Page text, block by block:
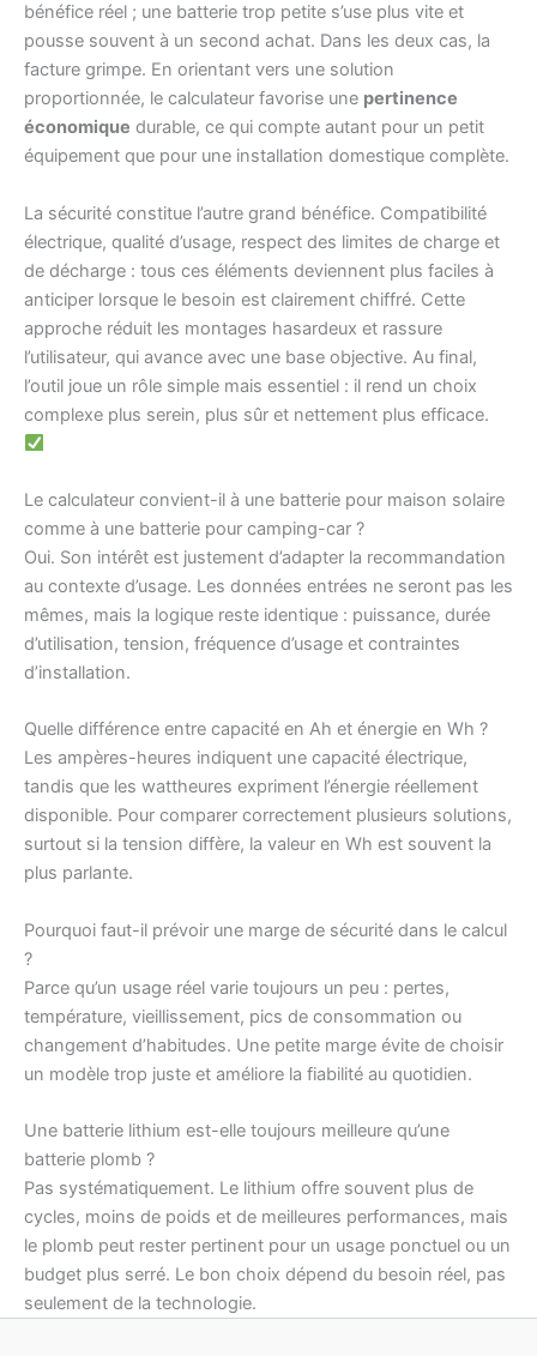
bénéfice réel ; une batterie trop petite s’use plus vite et
pousse souvent à un second achat. Dans les deux cas, la
facture grimpe. En orientant vers une solution
proportionnée, le calculateur favorise une pertinence
économique durable, ce qui compte autant pour un petit
équipement que pour une installation domestique complète.
La sécurité constitue l’autre grand bénéfice. Compatibilité
électrique, qualité d’usage, respect des limites de charge et
de décharge : tous ces éléments deviennent plus faciles à
anticiper lorsque le besoin est clairement chiffré. Cette
approche réduit les montages hasardeux et rassure
l’utilisateur, qui avance avec une base objective. Au final,
l’outil joue un rôle simple mais essentiel : il rend un choix
complexe plus serein, plus sûr et nettement plus efficace.
Le calculateur convient-il à une batterie pour maison solaire
comme à une batterie pour camping-car ?
Oui. Son intérêt est justement d’adapter la recommandation
au contexte d’usage. Les données entrées ne seront pas les
mêmes, mais la logique reste identique : puissance, durée
d’utilisation, tension, fréquence d’usage et contraintes
d’installation.
Quelle différence entre capacité en Ah et énergie en Wh ?
Les ampères-heures indiquent une capacité électrique,
tandis que les wattheures expriment l’énergie réellement
disponible. Pour comparer correctement plusieurs solutions,
surtout si la tension diffère, la valeur en Wh est souvent la
plus parlante.
Pourquoi faut-il prévoir une marge de sécurité dans le calcul
?
Parce qu’un usage réel varie toujours un peu : pertes,
température, vieillissement, pics de consommation ou
changement d’habitudes. Une petite marge évite de choisir
un modèle trop juste et améliore la fiabilité au quotidien.
Une batterie lithium est-elle toujours meilleure qu’une
batterie plomb ?
Pas systématiquement. Le lithium offre souvent plus de
cycles, moins de poids et de meilleures performances, mais
le plomb peut rester pertinent pour un usage ponctuel ou un
budget plus serré. Le bon choix dépend du besoin réel, pas
seulement de la technologie.